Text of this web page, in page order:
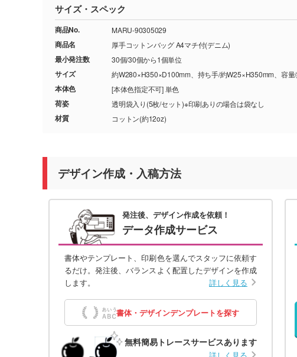
サイズ・スペック
商品No. MARU-90305029
商品名 厚手コットンバッグ A4マチ付(デニム)
最小発注数 30個/30個から1個単位
サイズ 約W280×H350×D100mm、持ち手/約W25×H350mm、容量/
本体色 [本体色指定不可] 単色
荷姿 透明袋入り(5枚/セット)※印刷ありの場合は袋なし
材質 コットン(約12oz)
デザイン作成・入稿方法
発注後、デザイン作成を依頼！
データ作成サービス
書体やテンプレート、印刷色を選んでスタッフに依頼す
るだけ。発注後、バランスよく配置したデザインを作成
します。
詳しく見る
書体・デザインデンプレートを探す
無料簡易トレースサービスあります